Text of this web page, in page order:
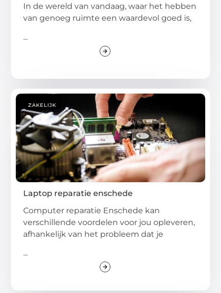
In de wereld van vandaag, waar het hebben
van genoeg ruimte een waardevol goed is,
...
ZAKELIJK
Laptop reparatie enschede
Computer reparatie Enschede kan
verschillende voordelen voor jou opleveren,
afhankelijk van het probleem dat je
...